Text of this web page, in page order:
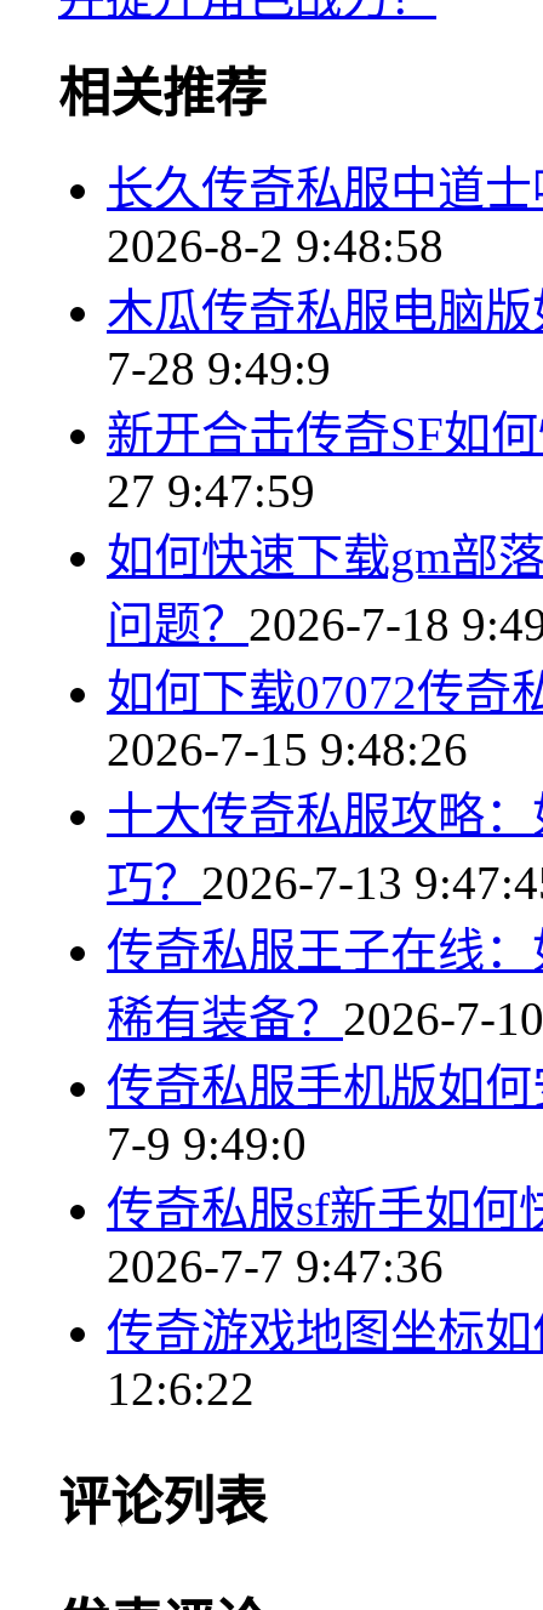
相关推荐
长久传奇私服中道
2026-8-2 9:48:58
木瓜传奇私服电脑
7-28 9:49:9
新开合击传奇SF如
27 9:47:59
如何快速下载gm部
问题？ 2026-7-18
如何下载07072传奇
2026-7-15 9:48:26
十大传奇私服攻略
巧？ 2026-7-13
传奇私服王子在线
稀有装备？ 2026-7-
传奇私服手机版如
7-9 9:49:0
传奇私服sf新手如何
2026-7-7 9:47:36
传奇游戏地图坐标
12:6:22
评论列表